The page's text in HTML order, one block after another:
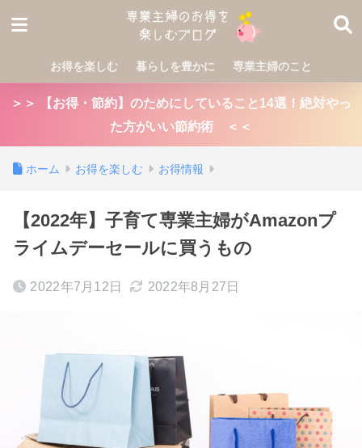
お得を楽しむ 暮らしを豊かに 専業主婦のこと
＞＞ 【お得・節約】のためにしていること14選！絶対やっ
た方がいい節約術 ＜＜
ホーム お得を楽しむ お得情報
【2022年】子育て専業主婦がAmazonプ
ライムデーセールに買うもの
2022年7月12日 2022年8月27日